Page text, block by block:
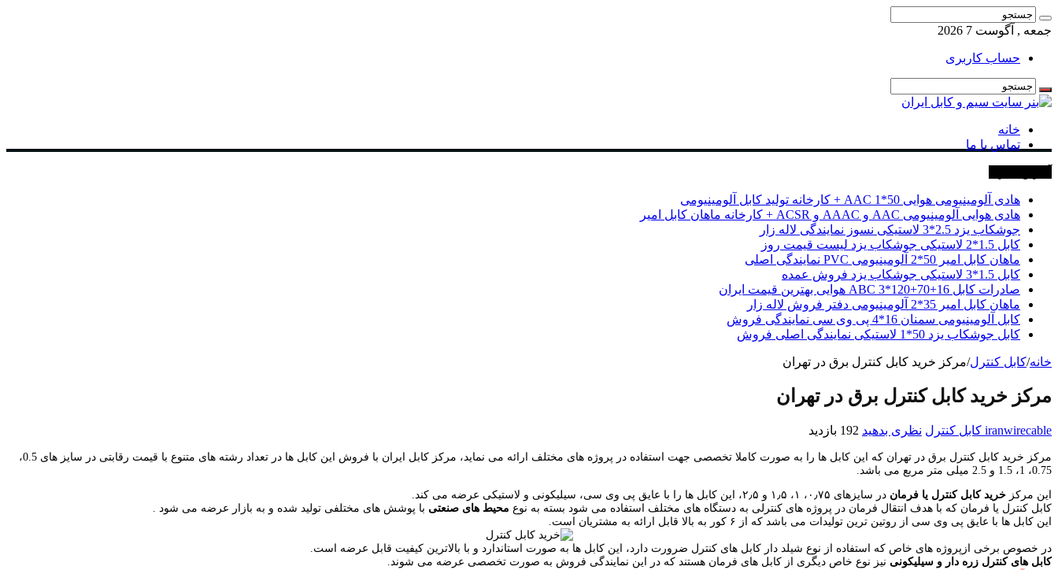
جمعه , آگوست 7 2026
حساب کاربری
خانه
تماس با ما
هادی آلومینیومی هوایی 50*1 AAC + کارخانه تولید کابل آلومینیومی
هادی هوایی آلومینیومی AAC و AAAC و ACSR + کارخانه ماهان کابل امیر
جوشکاب یزد 2.5*3 لاستیکی نسوز نمایندگی لاله زار
کابل 1.5*2 لاستیکی جوشکاب یزد لیست قیمت روز
ماهان کابل امیر 50*2 آلومینیومی PVC نمایندگی اصلی
کابل 1.5*3 لاستیکی جوشکاب یزد فروش عمده
صادرات کابل 16+70+120*3 ABC هوایی بهترین قیمت ایران
ماهان کابل امیر 35*2 آلومینیومی دفتر فروش لاله زار
کابل آلومینیومی سمنان 16*4 پی وی سی نمایندگی فروش
کابل جوشکاب یزد 50*1 لاستیکی نمایندگی اصلی فروش
خانه/کابل کنترل/مرکز خرید کابل کنترل برق در تهران
مرکز خرید کابل کنترل برق در تهران
iranwirecable کابل کنترل نظری بدهید 192 بازدید
مرکز خرید کابل کنترل برق در تهران که این کابل ها را به صورت کاملا تخصصی جهت استفاده در پروژه های مختلف ارائه می نماید، مرکز کابل ایران با فروش این کابل ها در تعداد رشته های متنوع با قیمت رقابتی در سایز های 0.5،
0.75، 1، 1.5 و 2.5 میلی متر مربع می باشد.
این مرکز خرید کابل کنترل یا فرمان در سایزهای ۰٫۷۵، ۱، ۱٫۵ و ۲٫۵، این کابل ها را با عایق پی وی سی، سیلیکونی و لاستیکی عرضه می کند.
کابل کنترل یا فرمان که با هدف انتقال فرمان در پروژه های کنترلی به دستگاه های مختلف استفاده می شود بسته به نوع محیط های صنعتی با پوشش های مختلفی تولید شده و به بازار عرضه می شود .
این کابل ها با عایق پی وی سی از روتین ترین تولیدات می باشد که از ۶ کور به بالا قابل ارائه به مشتریان است.
در خصوص برخی ازپروژه های خاص که استفاده از نوع شیلد دار کابل های کنترل ضرورت دارد، این کابل ها به صورت استاندارد و با بالاترین کیفیت قابل عرضه است.
کابل های کنترل زره دار و سیلیکونی نیز نوع خاص دیگری از کابل های فرمان هستند که در این نمایندگی فروش به صورت تخصصی عرضه می شوند.